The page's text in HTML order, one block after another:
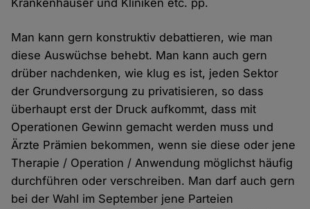
Krankenhäuser und Kliniken etc. pp.
Man kann gern konstruktiv debattieren, wie man
diese Auswüchse behebt. Man kann auch gern
drüber nachdenken, wie klug es ist, jeden Sektor
der Grundversorgung zu privatisieren, so dass
überhaupt erst der Druck aufkommt, dass mit
Operationen Gewinn gemacht werden muss und
Ärzte Prämien bekommen, wenn sie diese oder jene
Therapie / Operation / Anwendung möglichst häufig
durchführen oder verschreiben. Man darf auch gern
bei der Wahl im September jene Parteien